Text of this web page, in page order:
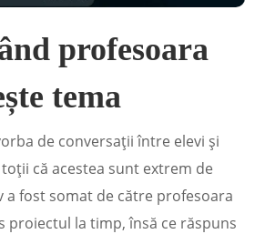
profesoara
tema
de conversații între elevi și
că acestea sunt extrem de
a fost somat de către profesoara
proiectul la timp, însă ce răspuns